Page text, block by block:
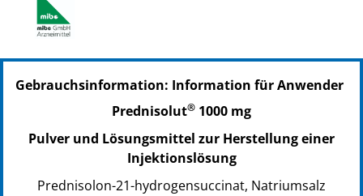
Gebrauchsinformation: Information für Anwender
Prednisolut® 1000 mg
Pulver und Lösungsmittel zur Herstellung einer
Injektionslösung
Prednisolon-21-hydrogensuccinat, Natriumsalz